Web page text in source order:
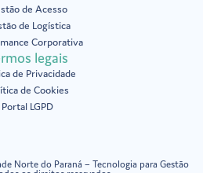
de Acesso
de Logística
Corporativa
legais
de Privacidade
de Cookies
Portal LGPD
Norte do Paraná – Tecnologia para Gestão